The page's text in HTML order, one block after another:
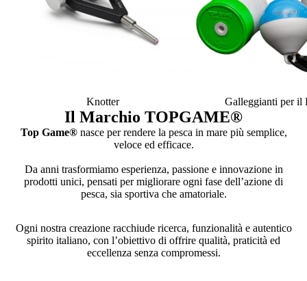
Knotter Galleggianti per il
Il Marchio TOPGAME®
Top Game®nasce per rendere la pesca in mare più semplice,
veloce ed efficace.
Da anni trasformiamo esperienza, passione e innovazione in
prodotti unici, pensati per migliorare ogni fase dell’azione di
pesca, sia sportiva che amatoriale.
Ogni nostra creazione racchiude ricerca, funzionalità e autentico
spirito italiano, con l’obiettivo di offrire qualità, praticità ed
eccellenza senza compromessi.